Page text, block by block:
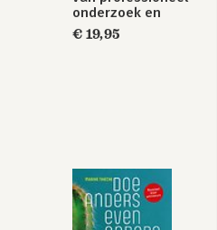
onderzoek en
advies, Handboek
voor studenten en
€ 19,95